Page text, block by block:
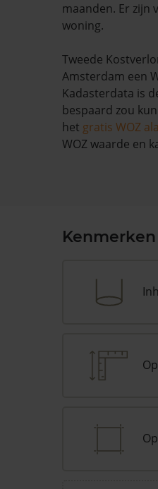
maanden. Er zijn
woning.
Tweede
Amsterdam een
Kadasterdata is
bespaard zou
het gratis WOZ
WOZ waarde en
Kenmerken